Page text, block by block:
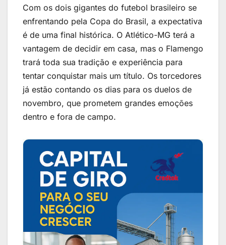
Com os dois gigantes do futebol brasileiro se
enfrentando pela Copa do Brasil, a expectativa
é de uma final histórica. O Atlético-MG terá a
vantagem de decidir em casa, mas o Flamengo
trará toda sua tradição e experiência para
tentar conquistar mais um título. Os torcedores
já estão contando os dias para os duelos de
novembro, que prometem grandes emoções
dentro e fora de campo.